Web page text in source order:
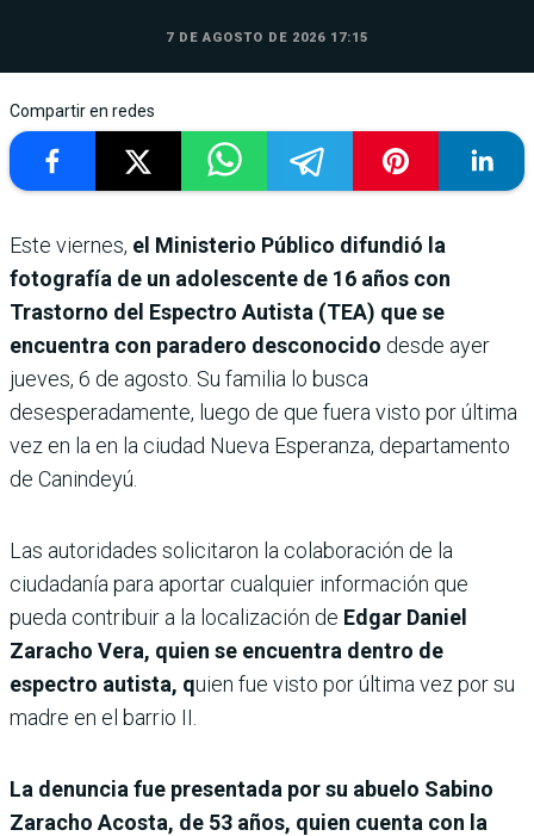
7 DE AGOSTO DE 2026 17:15
Compartir en redes
Este viernes, el Ministerio Público difundió la
fotografía de un adolescente de 16 años con
Trastorno del Espectro Autista (TEA) que se
encuentra con paradero desconocido desde ayer
jueves, 6 de agosto. Su familia lo busca
desesperadamente, luego de que fuera visto por última
vez en la en la ciudad Nueva Esperanza, departamento
de Canindeyú.
Las autoridades solicitaron la colaboración de la
ciudadanía para aportar cualquier información que
pueda contribuir a la localización de Edgar Daniel
Zaracho Vera, quien se encuentra dentro de
espectro autista, quien fue visto por última vez por su
madre en el barrio II.
La denuncia fue presentada por su abuelo Sabino
Zaracho Acosta, de 53 años, quien cuenta con la